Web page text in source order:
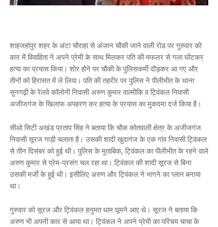
शाहजहांपुर शहर के अंटा चौराहा से अंजान चौकी जाने वाली रोड पर गुरुवार को
कार में विवाहिता ने अपने प्रेमी के साथ मिलकर पति की मफलर से गला घोंटकर
हत्या का प्रयास किया। शोर होने पर चौकी के पुलिसकर्मी दौड़कर आ गए और
तीनों को हिरासत में ले लिया। पति की तहरीर पर पुलिस ने पीलीभीत के थाना
सुनगढ़ी के रेलवे कॉलोनी निवासी अरुण कुमार वाल्मीकि व ट्विंकल निवासी
अजीजगंज के खिलाफ अपहरण कर हत्या के प्रयास का मुकदमा दर्ज किया है।
सीओ सिटी अखंड प्रताप सिंह ने बताया कि चौक कोतवाली क्षेत्र के अजीजगंज
निवासी सूरज गाड़ी चलाता है। उसकी शादी खुदागंज के एक गांव निवासी ट्विंकल
से तीन दिसंबर को हुई थी। पुलिस के मुताबिक, ट्विंकल का पीलीभीत के रहने वाले
अरुण कुमार से प्रेम-प्रसंग चल रहा था। ट्विंकल की शादी सूरज से बिना
उसकी मर्जी के हुई थी। इसीलिए अरुण और ट्विंकल ने भागने का प्लान बनाया
था।
गुरुवार को सूरज और ट्विंकल हनुमत धाम घूमने आए थे। सूरज ने बताया कि
अरुण भी अपनी कार से आया था। ट्विंकल ने अपने प्रेमी का परिचय चाचा के